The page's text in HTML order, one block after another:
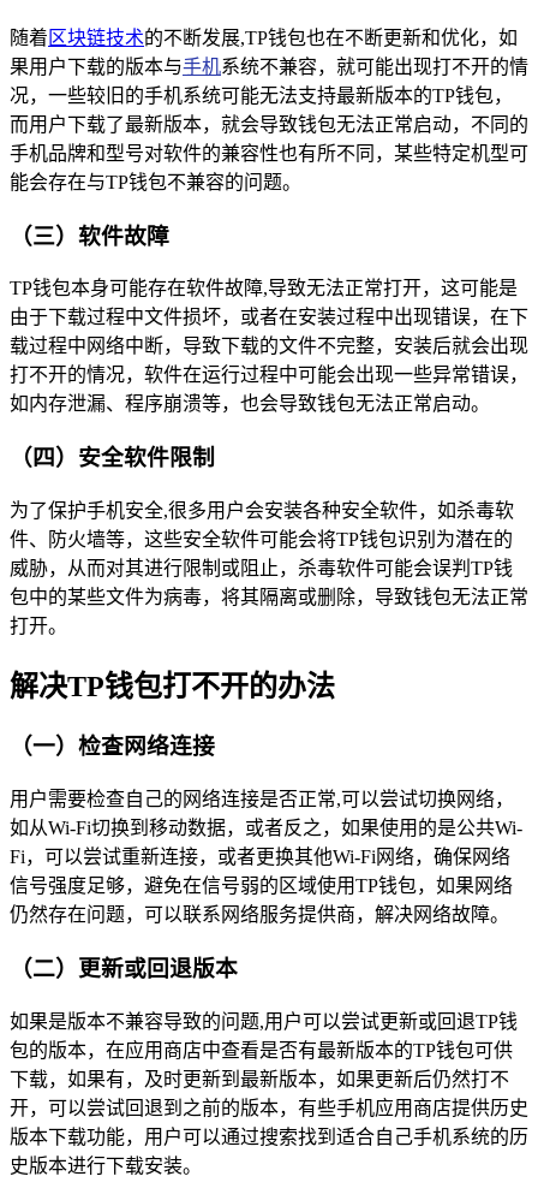
随着 区块链技术的不断发展,TP钱包也在不断更新和优化，如
果用户下载的版本与手机系统不兼容，就可能出现打不开的情
况，一些较旧的手机系统可能无法支持最新版本的TP钱包，
而用户下载了最新版本，就会导致钱包无法正常启动，不同的
手机品牌和型号对软件的兼容性也有所不同，某些特定机型可
能会存在与TP钱包不兼容的问题。
（三）软件故障
TP钱包本身可能存在软件故障,导致无法正常打开，这可能是
由于下载过程中文件损坏，或者在安装过程中出现错误，在下
载过程中网络中断，导致下载的文件不完整，安装后就会出现
打不开的情况，软件在运行过程中可能会出现一些异常错误，
如内存泄漏、程序崩溃等，也会导致钱包无法正常启动。
（四）安全软件限制
为了保护手机安全,很多用户会安装各种安全软件，如杀毒软
件、防火墙等，这些安全软件可能会将TP钱包识别为潜在的
威胁，从而对其进行限制或阻止，杀毒软件可能会误判TP钱
包中的某些文件为病毒，将其隔离或删除，导致钱包无法正常
打开。
解决TP钱包打不开的办法
（一）检查网络连接
用户需要检查自己的网络连接是否正常,可以尝试切换网络，
如从Wi-Fi切换到移动数据，或者反之，如果使用的是公共Wi-
Fi，可以尝试重新连接，或者更换其他Wi-Fi网络，确保网络
信号强度足够，避免在信号弱的区域使用TP钱包，如果网络
仍然存在问题，可以联系网络服务提供商，解决网络故障。
（二）更新或回退版本
如果是版本不兼容导致的问题,用户可以尝试更新或回退TP钱
包的版本，在应用商店中查看是否有最新版本的TP钱包可供
下载，如果有，及时更新到最新版本，如果更新后仍然打不
开，可以尝试回退到之前的版本，有些手机应用商店提供历史
版本下载功能，用户可以通过搜索找到适合自己手机系统的历
史版本进行下载安装。